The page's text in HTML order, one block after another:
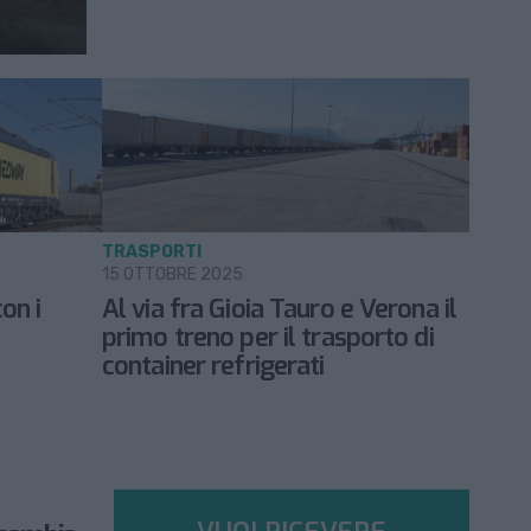
i
Al via fra Gioia Tauro e Verona il
primo treno per il trasporto di
container refrigerati
TRASPORTI
15 OTTOBRE 2025